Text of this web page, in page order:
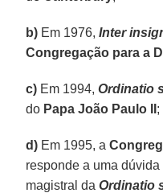
b) Em 1976,Inter
Congregação para a
c) Em 1994,Ordinatio
do Papa João Paulo II ;
d) Em 1995, a
responde a uma
magistral daOrdinatio